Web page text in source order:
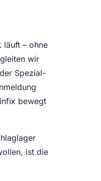
läuft – ohne
wir
Spezial-
bewegt
ist die